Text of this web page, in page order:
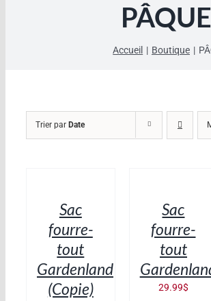
Accueil Boutique
Trier par Date
DÉTAILSSac
fourre-
tout
Gardenland
(Copie)
DÉTAILSSac
fourre-
tout
29.99$